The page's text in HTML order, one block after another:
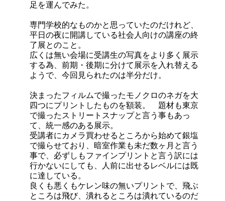
足を運んでみた。
専門学校的なものかと思っていたのだけれど、
平日の夜に開講している社会人向けの講座の終
了展とのこと。
広くは無い会場に受講生の写真をより多く展示
する為、前期・後期に分けて展示を入れ替える
ようで、今回見られたのは半分だけ。
決まったフィルムで撮ったモノクロのネガを大
四つにプリントしたものを額装。 題材も東京
で撮ったストリートスナップと言う事もあっ
て、統一感のある展示。
受講者にカメラ買わせるところから始めて銀塩
で撮らせており、暗室作業も未だ数ヶ月と言う
事で、必ずしもファインプリントと言う訳には
行かないにしても、人前に出せるレベルには既
に達している。
良くも悪くもケレン味の無いプリントで、飛ぶ
ところは飛び、潰れるところは潰れているのだ